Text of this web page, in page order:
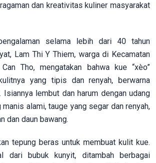
dan kreativitas kuliner masyarakat
selama lebih dari 40 tahun
Lam Thi Y Thiem, warga di Kecamatan
Tho, mengatakan bahwa kue “xèo”
yang tipis dan renyah, berwarna
Isiannya lembut dan harum dengan udang
alami, tauge yang segar dan renyah,
dan daun bawang.
tepung beras untuk membuat kulit kue.
dari bubuk kunyit, ditambah berbagai